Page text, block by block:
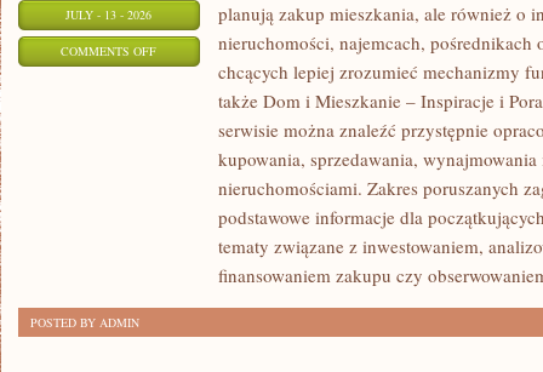
JULY - 13 - 2026
COMMENTS OFFON
planują zakup mieszkania, ale również o
nieruchomości, najemcach,
chcących lepiej zrozumieć mechanizmy
także Dom i Mieszkanie – Inspiracje i
serwisie można znaleźć przystępnie
kupowania, sprzedawania, wynajmowania
nieruchomościami. Zakres poruszanych
podstawowe informacje dla
tematy związane z inwestowaniem,
finansowaniem zakupu czy
POSTED BY ADMIN